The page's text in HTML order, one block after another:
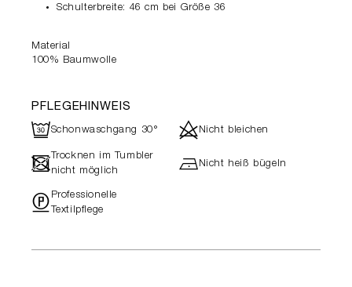
Schulterbreite: 46 cm bei Größe 36
Material
100% Baumwolle
PFLEGEHINWEIS
RSchonwaschgang 30° dNicht bleichen
- Trocknen im Tumbler
nicht möglich
hNicht heiß bügeln
"Professionelle
Textilpflege